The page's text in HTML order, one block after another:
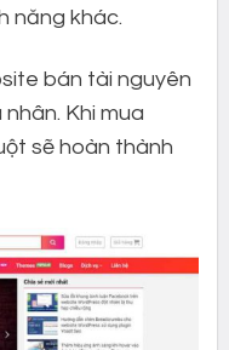
năng khác.
bán tài nguyên
Khi mua
sẽ hoàn thành